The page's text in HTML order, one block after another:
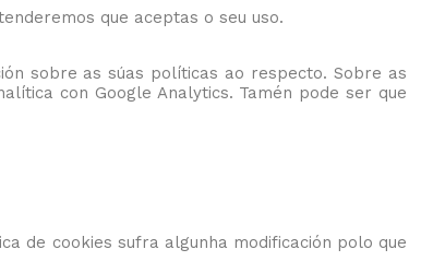
que aceptas o seu uso.
sobre as súas políticas ao respecto. Sobre as
con Google Analytics. Tamén pode ser que
de cookies sufra algunha modificación polo que